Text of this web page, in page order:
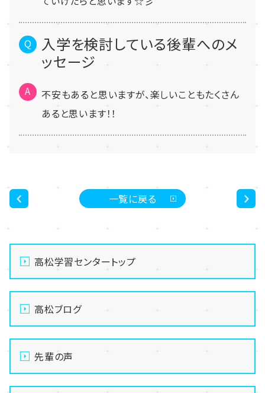
入学を検討している後輩へのメ
ッセージ
不安もあると思いますが、楽しいこともたくさん
あると思います！！
一覧に戻る
高松学習センタートップ
高松ブログ
先輩の声